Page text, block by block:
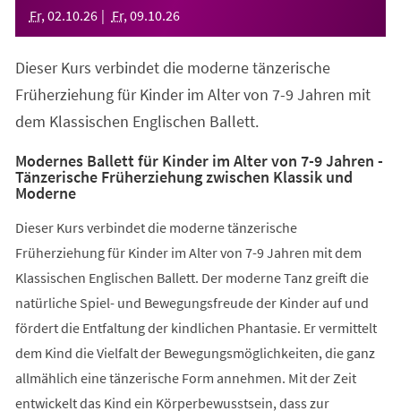
Fr, 02.10.26 Fr, 09.10.26
Dieser Kurs verbindet die moderne tänzerische
Früherziehung für Kinder im Alter von 7-9 Jahren mit
dem Klassischen Englischen Ballett.
Modernes Ballett für Kinder im Alter von 7-9 Jahren -
Tänzerische Früherziehung zwischen Klassik und
Moderne
Dieser Kurs verbindet die moderne tänzerische
Früherziehung für Kinder im Alter von 7-9 Jahren mit dem
Klassischen Englischen Ballett. Der moderne Tanz greift die
natürliche Spiel- und Bewegungsfreude der Kinder auf und
fördert die Entfaltung der kindlichen Phantasie. Er vermittelt
dem Kind die Vielfalt der Bewegungsmöglichkeiten, die ganz
allmählich eine tänzerische Form annehmen. Mit der Zeit
entwickelt das Kind ein Körperbewusstsein, dass zur